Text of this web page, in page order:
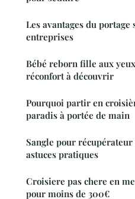
Les avantages du
entreprises
Bébé reborn fille aux
réconfort à découvrir
Pourquoi partir en
paradis à portée de main
Sangle pour
astuces pratiques
Croisiere pas chere en
pour moins de 300€